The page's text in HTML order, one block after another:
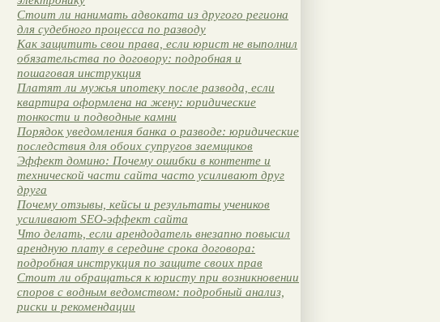
Стоит ли нанимать адвоката из другого региона
для судебного процесса по разводу
Как защитить свои права, если юрист не выполнил
обязательства по договору: подробная и
пошаговая инструкция
Платят ли мужья ипотеку после развода, если
квартира оформлена на жену: юридические
тонкости и подводные камни
Порядок уведомления банка о разводе: юридические
последствия для обоих супругов заемщиков
Эффект домино: Почему ошибки в контенте и
технической части сайта часто усиливают друг
друга
Почему отзывы, кейсы и результаты учеников
усиливают SEO-эффект сайта
Что делать, если арендодатель внезапно повысил
арендную плату в середине срока договора:
подробная инструкция по защите своих прав
Стоит ли обращаться к юристу при возникновении
споров с водным ведомством: подробный анализ,
риски и рекомендации